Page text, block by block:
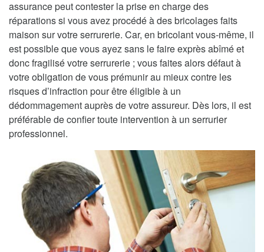
assurance peut contester la prise en charge des
réparations si vous avez procédé à des bricolages faits
maison sur votre serrurerie. Car, en bricolant vous-même, il
est possible que vous ayez sans le faire exprès abîmé et
donc fragilisé votre serrurerie ; vous faites alors défaut à
votre obligation de vous prémunir au mieux contre les
risques d’infraction pour être éligible à un
dédommagement auprès de votre assureur. Dès lors, il est
préférable de confier toute intervention à un serrurier
professionnel.